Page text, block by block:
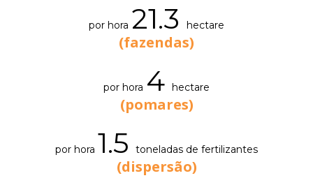
por hora 21.3 hectare
(fazendas)
por hora 4 hectare
(pomares)
por hora 1.5 toneladas de fertilizantes
(dispersão)